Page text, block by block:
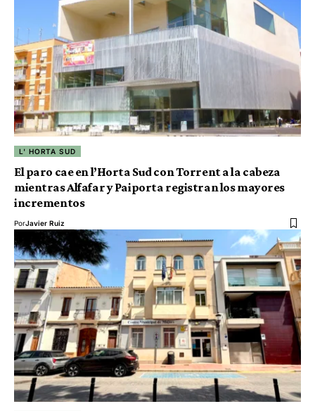
L' HORTA SUD
El paro cae en l’Horta Sud con Torrent a la cabeza
mientras Alfafar y Paiporta registran los mayores
incrementos
PorJavier Ruiz